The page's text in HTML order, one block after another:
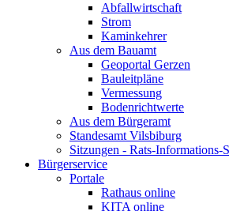
Abfallwirtschaft
Strom
Kaminkehrer
Aus dem Bauamt
Geoportal Gerzen
Bauleitpläne
Vermessung
Bodenrichtwerte
Aus dem Bürgeramt
Standesamt Vilsbiburg
Sitzungen - Rats-Informations-
Bürgerservice
Portale
Rathaus online
KITA online